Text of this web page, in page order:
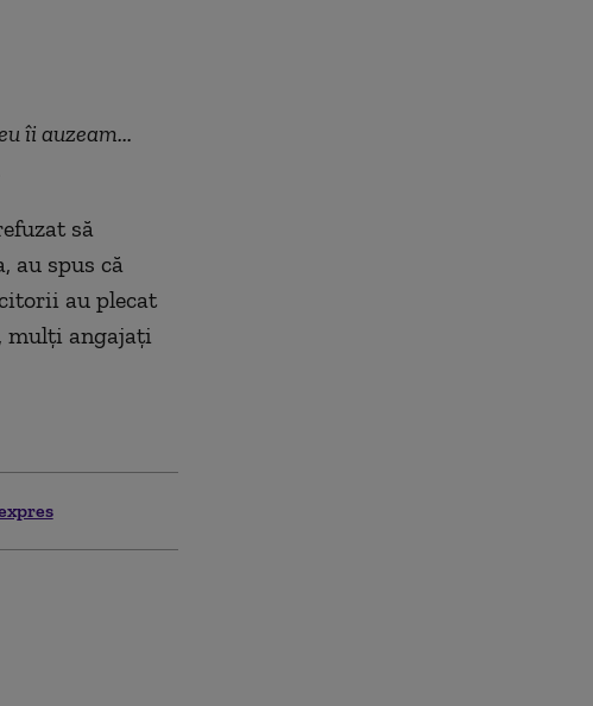
îi auzeam...
să
au spus că
au plecat
mulţi angajați